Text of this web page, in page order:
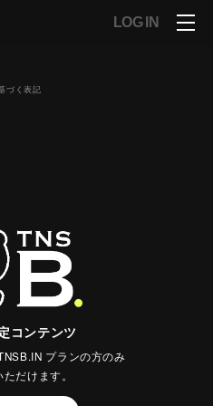
LOG IN
コンテンツ
プランの方のみ
だけます。
づく表記